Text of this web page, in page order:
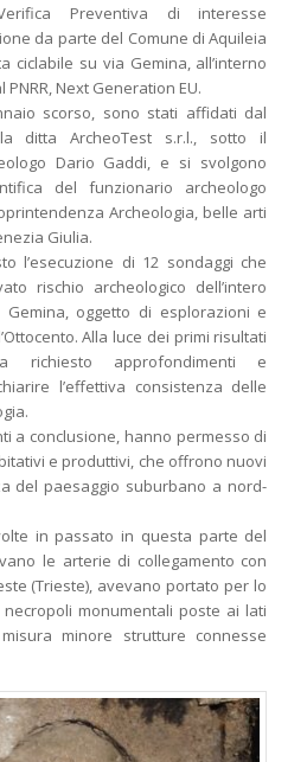
Preventiva di interesse
da parte del Comune di Aquileia
ciclabile su via Gemina, all’interno
Next Generation EU.
scorso, sono stati affidati dal
ditta ArcheoTest s.r.l., sotto il
Dario Gaddi, e si svolgono
del funzionario archeologo
Archeologia, belle arti
Giulia.
l’esecuzione di 12 sondaggi che
rischio archeologico dell’intero
oggetto di esplorazioni e
Alla luce dei primi risultati
richiesto approfondimenti e
l’effettiva consistenza delle
a conclusione, hanno permesso di
e produttivi, che offrono nuovi
del paesaggio suburbano a nord-
in passato in questa parte del
le arterie di collegamento con
(Trieste), avevano portato per lo
monumentali poste ai lati
minore strutture connesse